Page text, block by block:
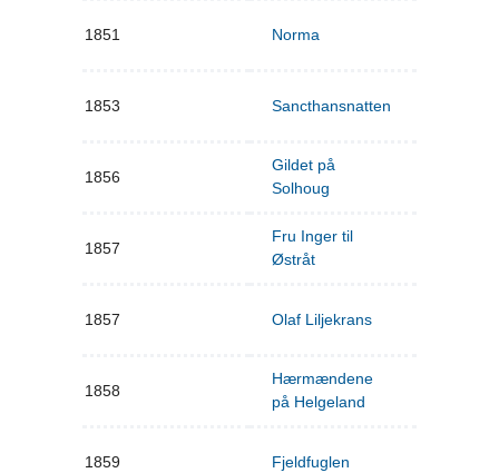
1851 Norma
1853 Sancthansnatten
1856
Gildet på
Solhoug
1857
Fru Inger til
Østråt
1857 Olaf Liljekrans
1858
Hærmændene
på Helgeland
1859 Fjeldfuglen